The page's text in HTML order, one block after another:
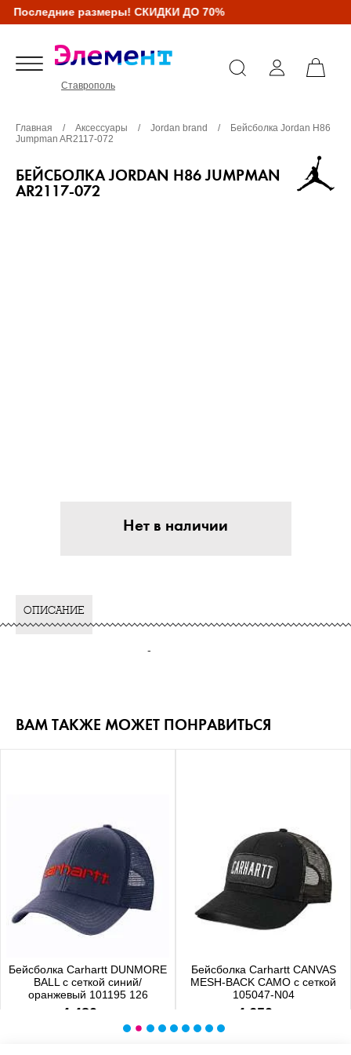
Последние размеры! СКИДКИ ДО 70%
Ставрополь
Главная / Аксессуары / Jordan brand /
Бейсболка Jordan H86
Jumpman AR2117-072
БЕЙСБОЛКА JORDAN H86 JUMPMAN
AR2117-072
Нет в наличии
ОПИСАНИЕ
-
ВАМ ТАКЖЕ МОЖЕТ ПОНРАВИТЬСЯ
Бейсболка Carhartt DUNMORE
BALL с сеткой синий/
оранжевый 101195 126
4 480 р.
Бейсболка Carhartt CANVAS
MESH-BACK CAMO с сеткой
105047-N04
4 650 р.